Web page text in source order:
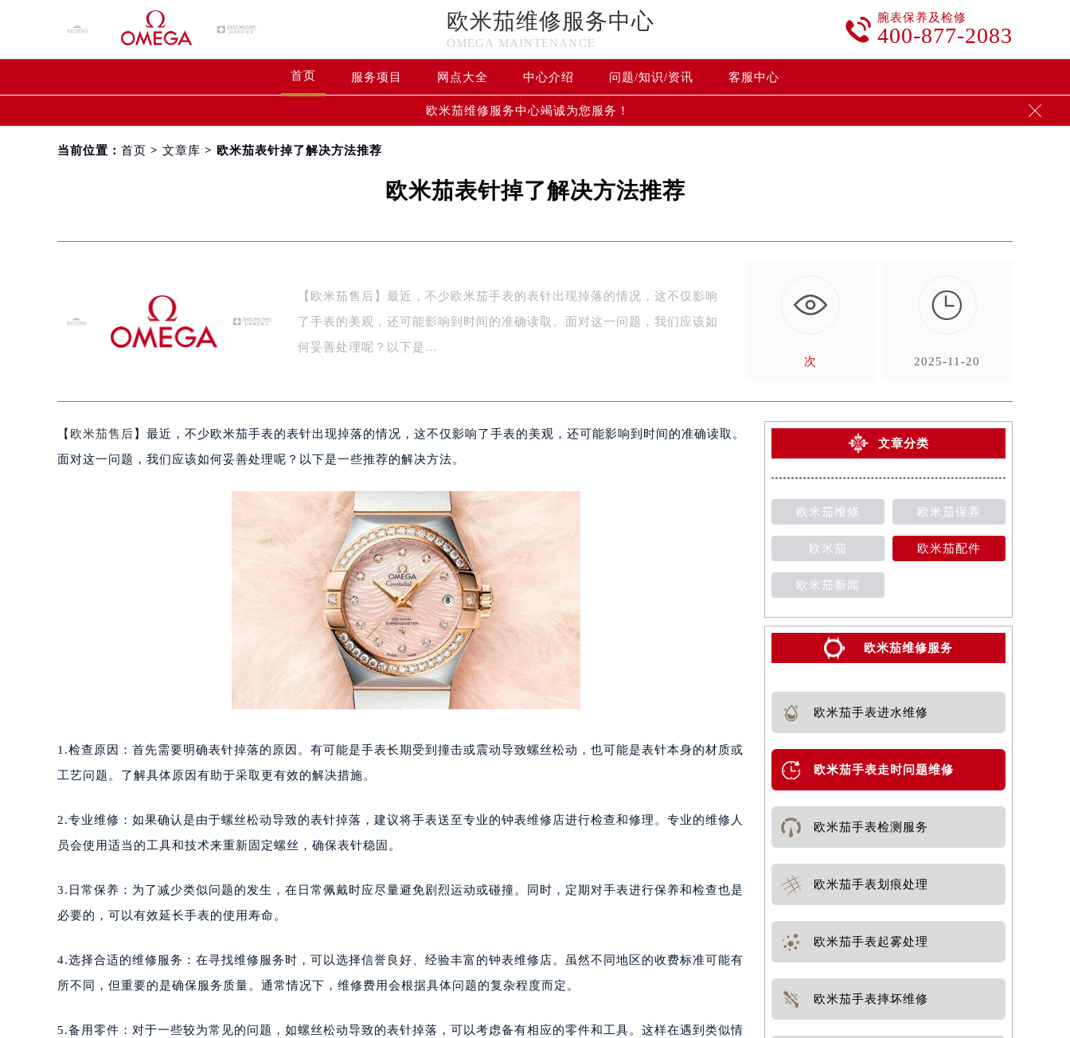
欧米茄维修服务中心
OMEGA MAINTENANCE
 腕表保养及检修
400-877-2083
首页 服务项目 网点大全 中心介绍 问题/知识/资讯 客服中心
欧米茄维修服务中心竭诚为您服务！ 
当前位置： 首页 > 文章库 > 欧米茄表针掉了解决方法推荐
欧米茄表针掉了解决方法推荐
【欧米茄售后】最近，不少欧米茄手表的表针出现掉落的情况，这不仅影响
了手表的美观，还可能影响到时间的准确读取。面对这一问题，我们应该如
何妥善处理呢？以下是…
次

2025-11-20
【 欧米茄售后 】最近，不少欧米茄手表的表针出现掉落的情况，这不仅影响了手表的美观，还可能影响到时间的准确读取。
面对这一问题，我们应该如何妥善处理呢？以下是一些推荐的解决方法。
1.检查原因：首先需要明确表针掉落的原因。有可能是手表长期受到撞击或震动导致螺丝松动，也可能是表针本身的材质或
工艺问题。了解具体原因有助于采取更有效的解决措施。
2.专业维修：如果确认是由于螺丝松动导致的表针掉落，建议将手表送至专业的钟表维修店进行检查和修理。专业的维修人
员会使用适当的工具和技术来重新固定螺丝，确保表针稳固。
3.日常保养：为了减少类似问题的发生，在日常佩戴时应尽量避免剧烈运动或碰撞。同时，定期对手表进行保养和检查也是
必要的，可以有效延长手表的使用寿命。
4.选择合适的维修服务：在寻找维修服务时，可以选择信誉良好、经验丰富的钟表维修店。虽然不同地区的收费标准可能有
所不同，但重要的是确保服务质量。通常情况下，维修费用会根据具体问题的复杂程度而定。
5.备用零件：对于一些较为常见的问题，如螺丝松动导致的表针掉落，可以考虑备有相应的零件和工具。这样在遇到类似情
文章分类
欧米茄维修 欧米茄保养
欧米茄 欧米茄配件
欧米茄新闻
欧米茄维修服务
欧米茄手表进水维修
欧米茄手表走时问题维修
欧米茄手表检测服务
欧米茄手表划痕处理
欧米茄手表起雾处理
欧米茄手表摔坏维修